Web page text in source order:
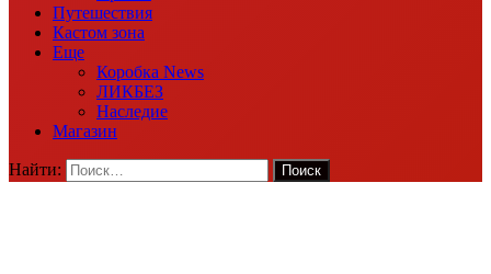
Путешествия
Кастом зона
Еще
Коробка News
ЛИКБЕЗ
Наследие
Магазин
Найти: